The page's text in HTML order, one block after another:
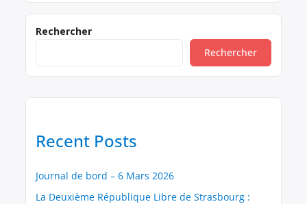
dans des centres de rétention ou de disparaître
dans la nature, ces individus vont… jouer au foot.
Rechercher
Rechercher
Recent Posts
Journal de bord – 6 Mars 2026
La Deuxième République Libre de Strasbourg :